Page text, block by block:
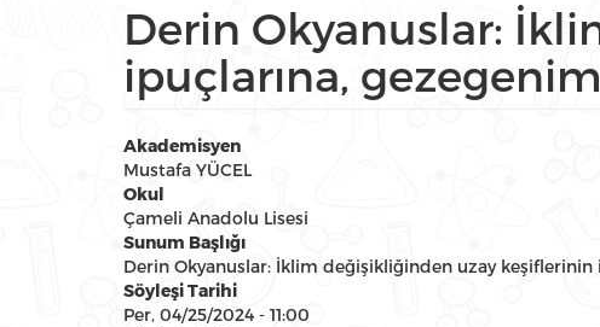
Derin Okyanuslar:
ipuçlarına,
Akademisyen
Mustafa YÜCEL
Okul
Çameli Anadolu Lisesi
Sunum Başlığı
Derin Okyanuslar: İklim değişikliğinden uzay
Söyleşi Tarihi
Per, 04/25/2024 - 11:00